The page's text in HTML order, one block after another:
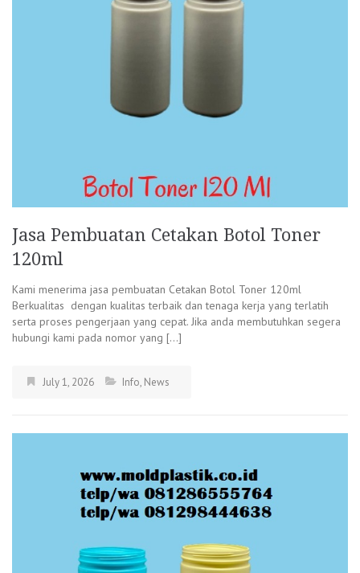
Jasa Pembuatan Cetakan Botol Toner
120ml
Kami menerima jasa pembuatan Cetakan Botol Toner 120ml
Berkualitas dengan kualitas terbaik dan tenaga kerja yang terlatih
serta proses pengerjaan yang cepat. Jika anda membutuhkan segera
hubungi kami pada nomor yang […]
July 1, 2026 Info, News